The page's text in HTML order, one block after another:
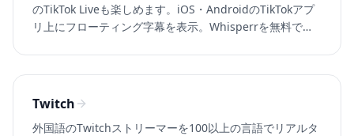
のTikTok Liveも楽しめます。iOS・AndroidのTikTokアプ
リ上にフローティング字幕を表示。Whisperrを無料で試
Twitch
外国語のTwitchストリーマーを100以上の言語でリアルタ